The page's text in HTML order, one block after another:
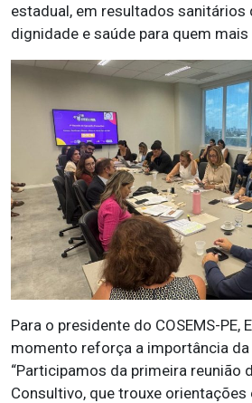
estadual, em resultados sanitários
dignidade e saúde para quem mais
Para o presidente do COSEMS-PE,
momento reforça a importância
“Participamos da primeira reunião
Consultivo, que trouxe